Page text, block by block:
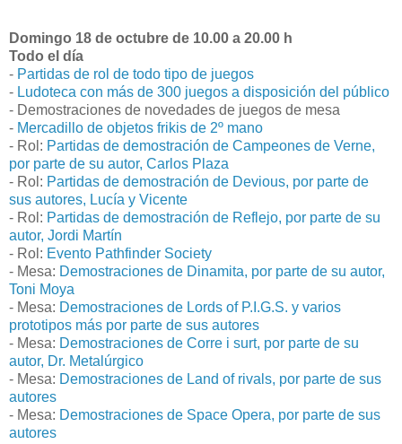
Domingo 18 de octubre de 10.00 a 20.00 h
Todo el día
- Partidas de rol de todo tipo de juegos
- Ludoteca con más de 300 juegos a disposición del público
- Demostraciones de novedades de juegos de mesa
- Mercadillo de objetos frikis de 2º mano
- Rol: Partidas de demostración de Campeones de Verne,
por parte de su autor, Carlos Plaza
- Rol: Partidas de demostración de Devious, por parte de
sus autores, Lucía y Vicente
- Rol: Partidas de demostración de Reflejo, por parte de su
autor, Jordi Martín
- Rol: Evento Pathfinder Society
- Mesa: Demostraciones de Dinamita, por parte de su autor,
Toni Moya
- Mesa: Demostraciones de Lords of P.I.G.S. y varios
prototipos más por parte de sus autores
- Mesa: Demostraciones de Corre i surt, por parte de su
autor, Dr. Metalúrgico
- Mesa: Demostraciones de Land of rivals, por parte de sus
autores
- Mesa: Demostraciones de Space Opera, por parte de sus
autores